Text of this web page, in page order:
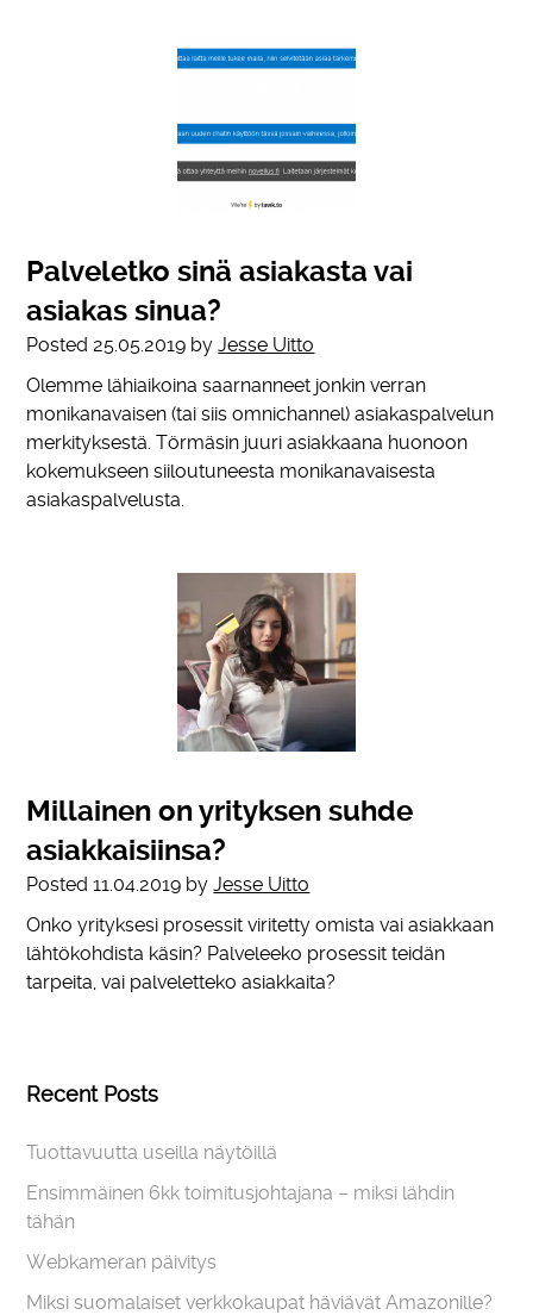
Palveletko sinä asiakasta vai
asiakas sinua?
Posted25.05.2019 byJesse Uitto
Olemme lähiaikoina saarnanneet jonkin verran
monikanavaisen (tai siis omnichannel) asiakaspalvelun
merkityksestä. Törmäsin juuri asiakkaana huonoon
kokemukseen siiloutuneesta monikanavaisesta
asiakaspalvelusta.
Millainen on yrityksen suhde
asiakkaisiinsa?
Posted11.04.2019 byJesse Uitto
Onko yrityksesi prosessit viritetty omista vai asiakkaan
lähtökohdista käsin? Palveleeko prosessit teidän
tarpeita, vai palveletteko asiakkaita?
Recent Posts
Tuottavuutta useilla näytöillä
Ensimmäinen 6kk toimitusjohtajana – miksi lähdin
tähän
Webkameran päivitys
Miksi suomalaiset verkkokaupat häviävät Amazonille?